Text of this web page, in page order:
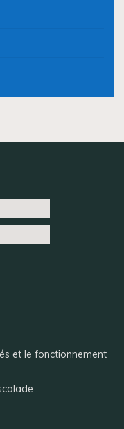
et le fonctionnement
: